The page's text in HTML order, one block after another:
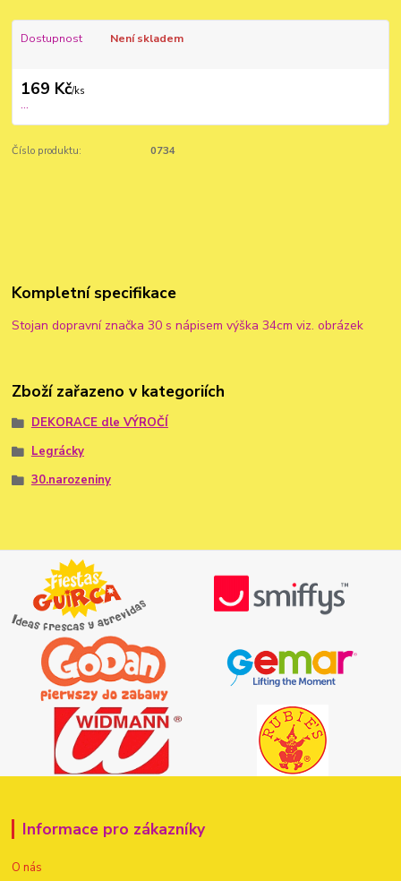
Dostupnost Není skladem
169 Kč/ks
...
Číslo produktu: 0734
Kompletní specifikace
Stojan dopravní značka 30 s nápisem výška 34cm viz. obrázek
Zboží zařazeno v kategoriích
DEKORACE dle VÝROČÍ
Legrácky
30.narozeniny
Informace pro zákazníky
O nás